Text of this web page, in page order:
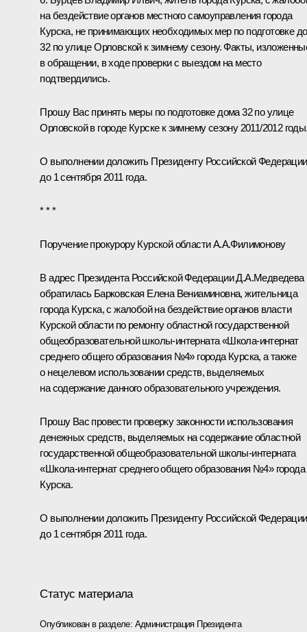
на бездействие органов местного самоуправления города
Курска, не принимающих необходимых мер по подготовке
32 по улице Орловской к зимнему сезону. Факты,
в обращении, в ходе проверки с выездом на место
подтвердились.
Прошу Вас принять меры по подготовке дома 32 по улице
Орловской в городе Курске к зимнему сезону 2011/2012
О выполнении доложить Президенту Российской Федерации
до 1 сентября 2011 года.
* * *
Поручение прокурору Курской области А.А.Филимонову
В адрес Президента Российской Федерации Д.А.Медведева
обратилась Барковская Елена Вениаминовна, жительница
города Курска, с жалобой на бездействие органов власти
Курской области по ремонту областной государственной
общеобразовательной школы-интерната «Школа-интернат
среднего общего образования №4» города Курска, а также
о нецелевом использовании средств, выделяемых
на содержание данного образовательного учреждения.
Прошу Вас провести проверку законности использования
денежных средств, выделяемых на содержание областной
государственной общеобразовательной школы-интерната
«Школа-интернат среднего общего образования №4» города
Курска.
О выполнении доложить Президенту Российской Федерации
до 1 сентября 2011 года.
Статус материала
Опубликован в разделе: Администрация Президента